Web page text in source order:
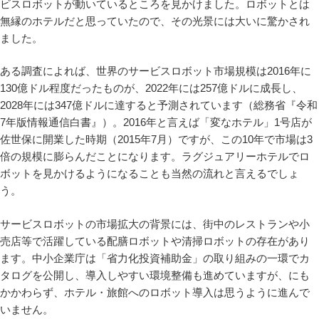
ビスロボットが動いているところを見かけました。ロボットとは
無縁のホテルだと思っていたので、その光景には大いに驚かされ
ました。
ある調査によれば、世界のサービスロボット市場規模は2016年に
130億ドル程度だったものが、2022年には257億ドルに成長し、
2028年には347億ドルに達すると予測されています（総務省『令和
7年版情報通信白書』）。2016年と言えば「変なホテル」1号店が
佐世保に開業した時期（2015年7月）ですが、この10年で市場は3
倍の規模に膨らんだことになります。ラグジュアリーホテルでロ
ボットを見かけるようになることも当然の流れと言えるでしょ
う。
サービスロボットの市場拡大の背景には、街中のレストランや小
売店等で活躍している配膳ロボットや清掃ロボットの存在があり
ます。中小企業庁は「省力化投資補助金」の取り組みの一環でカ
タログを公開し、導入しやすい環境整備も進めていますが、にも
かかわらず、ホテル・旅館へのロボット導入は思うように進んで
いません。